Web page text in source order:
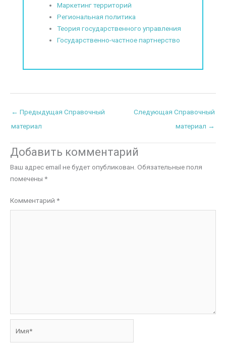
Маркетинг территорий
Региональная политика
Теория государственного управления
Государственно-частное партнерство
← Предыдущая Справочный
материал
Следующая Справочный
материал →
Добавить комментарий
Ваш адрес email не будет опубликован. Обязательные поля
помечены *
Комментарий *